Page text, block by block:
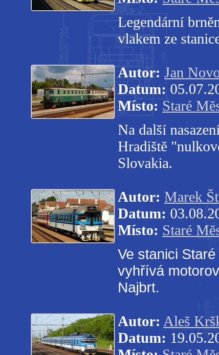
Legendární
vlakem ze
Autor: Jan
Datum:
Místo: Staré
Na další
Hradiště
Slovakia.
Autor: Marek
Datum:
Místo: Staré
Ve stanici
vyhřívá
Najbrt.
Autor: Aleš
Datum: